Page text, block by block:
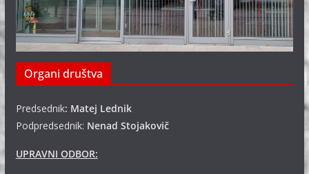
Organi društva
Predsednik: Matej Lednik
Podpredsednik: Nenad Stojakovič
UPRAVNI ODBOR: